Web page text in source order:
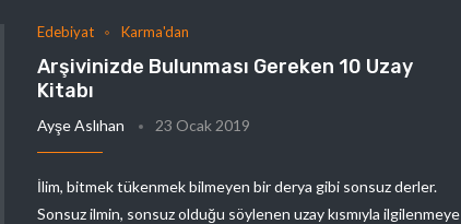
Edebiyat Karma'dan
Arşivinizde Bulunması Gereken 10 Uzay
Kitabı
Ayşe Aslıhan 23 Ocak 2019
İlim, bitmek tükenmek bilmeyen bir derya gibi sonsuz derler.
Sonsuz ilmin, sonsuz olduğu söylenen uzay kısmıyla ilgilenmeye